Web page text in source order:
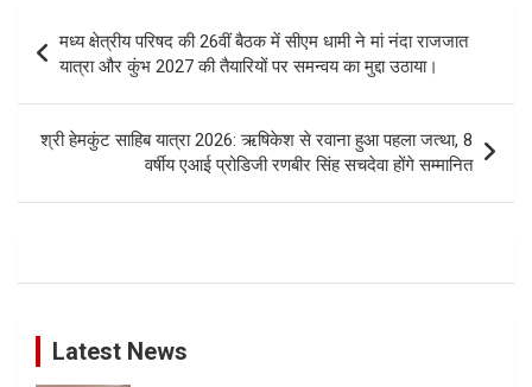
navigation
मध्य क्षेत्रीय परिषद की 26वीं बैठक में सीएम धामी ने मां नंदा राजजात
यात्रा और कुंभ 2027 की तैयारियों पर समन्वय का मुद्दा उठाया।
श्री हेमकुंट साहिब यात्रा 2026: ऋषिकेश से रवाना हुआ पहला जत्था, 8
वर्षीय एआई प्रोडिजी रणबीर सिंह सचदेवा होंगे सम्मानित
Latest News